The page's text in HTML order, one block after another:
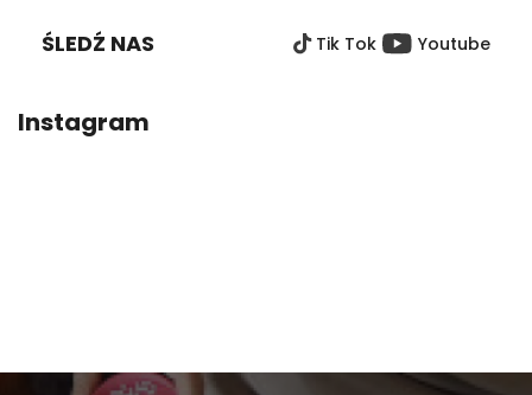
ŚLEDŹ NAS Tik Tok Youtube
Instagram